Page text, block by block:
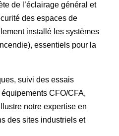
de l’éclairage général et
des espaces de
installé les systèmes
essentiels pour la
suivi des essais
CFO/CFA,
notre expertise en
des sites industriels et